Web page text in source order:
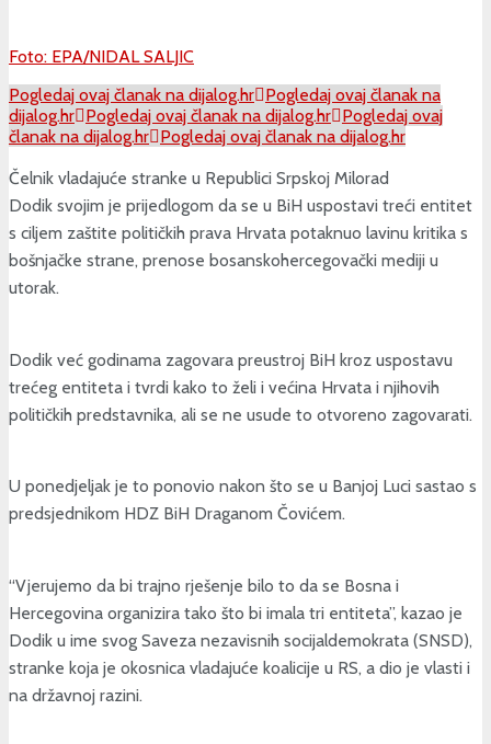
Foto: EPA/NIDAL SALJIC
Pogledaj ovaj članak na dijalog.hr Pogledaj ovaj članak na
dijalog.hr Pogledaj ovaj članak na dijalog.hr Pogledaj ovaj
članak na dijalog.hr Pogledaj ovaj članak na dijalog.hr
Čelnik vladajuće stranke u Republici Srpskoj Milorad
Dodik svojim je prijedlogom da se u BiH uspostavi treći entitet
s ciljem zaštite političkih prava Hrvata potaknuo lavinu kritika s
bošnjačke strane, prenose bosanskohercegovački mediji u
utorak.
Dodik već godinama zagovara preustroj BiH kroz uspostavu
trećeg entiteta i tvrdi kako to želi i većina Hrvata i njihovih
političkih predstavnika, ali se ne usude to otvoreno zagovarati.
U ponedjeljak je to ponovio nakon što se u Banjoj Luci sastao s
predsjednikom HDZ BiH Draganom Čovićem.
“Vjerujemo da bi trajno rješenje bilo to da se Bosna i
Hercegovina organizira tako što bi imala tri entiteta”, kazao je
Dodik u ime svog Saveza nezavisnih socijaldemokrata (SNSD),
stranke koja je okosnica vladajuće koalicije u RS, a dio je vlasti i
na državnoj razini.